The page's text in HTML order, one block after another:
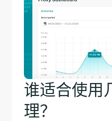
谁适合使用
理？